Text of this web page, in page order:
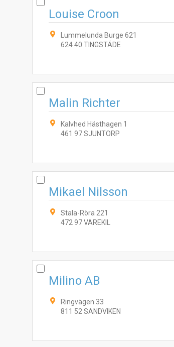
Louise Croon
Lummelunda Burge 621
624 40 TINGSTÄDE
Malin Richter
Kalvhed Hästhagen 1
461 97 SJUNTORP
Mikael Nilsson
Stala-Röra 221
472 97 VAREKIL
Milino AB
Ringvägen 33
811 52 SANDVIKEN